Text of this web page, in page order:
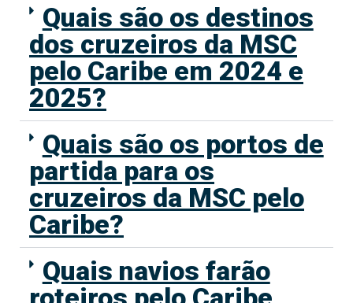
Quais são os destinos
dos cruzeiros da MSC
pelo Caribe em 2024 e
2025?
Quais são os portos de
partida para os
cruzeiros da MSC pelo
Caribe?
Quais navios farão